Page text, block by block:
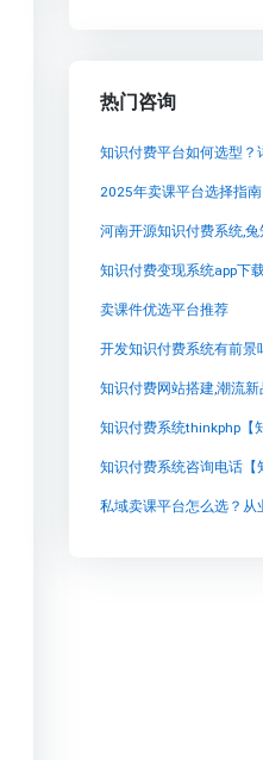
热门咨询
2025年卖课平台选择指南
卖课件优选平台推荐